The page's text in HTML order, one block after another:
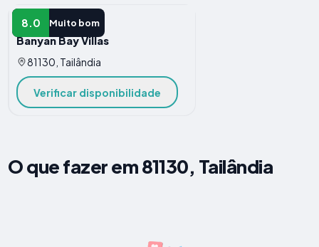
8.0 Muito bom
HOTEL
Banyan Bay Villas
81130, Tailândia
Verificar disponibilidade
O que fazer em 81130, Tailândia